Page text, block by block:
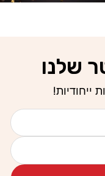
שלנו
ייחודיות!